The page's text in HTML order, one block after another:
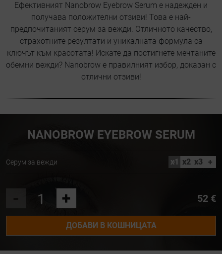
Ефективният Nanobrow Eyebrow Serum е надежден и
получава положителни отзиви! Това е най-
предпочитаният серум за вежди. Отличното качество,
страхотните резултати и уникалната формула са
ключът към красотата! Искате да постигнете мечтаните
обемни вежди? Nanobrow е правилният избор, доказан с
отлични отзиви!
NANOBROW EYEBROW SERUM
Серум за вежди x1 x2 x3 +
+ 52 €
ДОБАВИ В КОШНИЦАТА